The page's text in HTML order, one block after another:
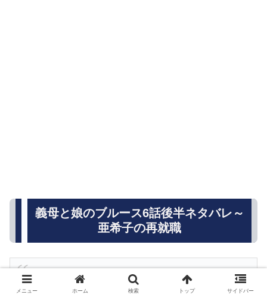
義母と娘のブルース6話後半ネタバレ～
亜希子の再就職
#ぎぼむす ❌#はらドーナッツ
の🍩コラボドーナ
メニュー ホーム 検索 トップ サイドバー